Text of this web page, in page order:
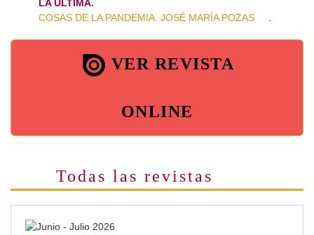
LA ÚLTIMA.
COSAS DE LA PANDEMIA. JOSÉ MARÍA POZAS
VER REVISTA
ONLINE
Todas las revistas